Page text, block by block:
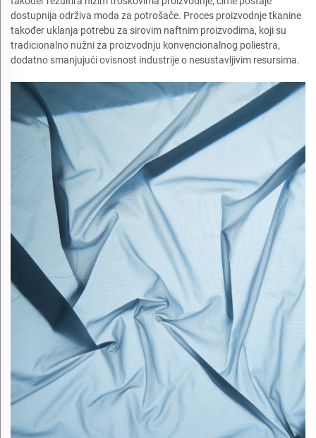
dostupnija održiva moda za potrošače. Proces proizvodnje tkanine
također uklanja potrebu za sirovim naftnim proizvodima, koji su
tradicionalno nužni za proizvodnju konvencionalnog poliestra,
dodatno smanjujući ovisnost industrije o nesustavljivim resursima.